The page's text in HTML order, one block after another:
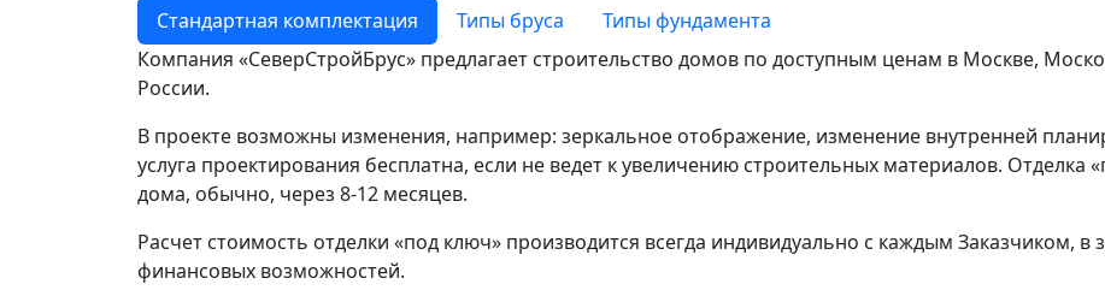
Cтандартная комплектация Типы бруса
Типы фундамента
Компания «СеверСтройБрус» предлагает строительство домов по доступным ценам в Москве,
России.
В проекте возможны изменения, например: зеркальное отображение, изменение внутренней
услуга проектирования бесплатна, если не ведет к увеличению строительных материалов. Отделка
дома, обычно, через 8-12 месяцев.
Расчет стоимость отделки «под ключ» производится всегда индивидуально с каждым Заказчиком, в
финансовых возможностей.